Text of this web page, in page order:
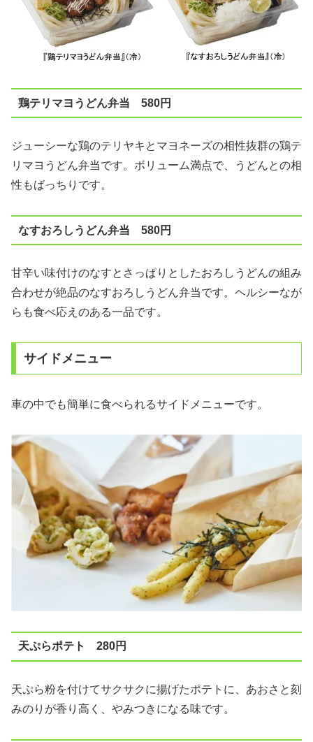
鶏テリマヨうどん弁当 580円
ジューシーな鶏のテリヤキとマヨネーズの相性抜群の鶏テ
リマヨうどん弁当です。ボリューム満点で、うどんとの相
性もばっちりです。
なすおろしうどん弁当 580円
甘辛い味付けのなすとさっぱりとしたおろしうどんの組み
合わせが絶品のなすおろしうどん弁当です。ヘルシーなが
らも食べ応えのある一品です。
サイドメニュー
車の中でも簡単に食べられるサイドメニューです。
天ぷらポテト 280円
天ぷら粉を付けてサクサクに揚げたポテトに、あおさと刻
みのりが香り高く、やみつきになる味です。